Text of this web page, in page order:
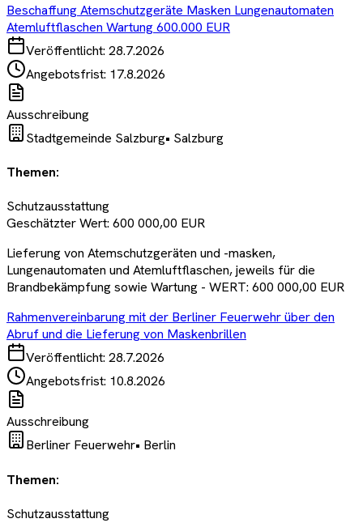
Beschaffung Atemschutzgeräte Masken Lungenautomaten
Atemluftflaschen Wartung 600.000 EUR
Veröffentlicht: 28.7.2026
Angebotsfrist: 17.8.2026
Ausschreibung
Stadtgemeinde Salzburg• Salzburg
Themen:
Schutzausstattung
Geschätzter Wert: 600 000,00 EUR
Lieferung von Atemschutzgeräten und -masken,
Lungenautomaten und Atemluftflaschen, jeweils für die
Brandbekämpfung sowie Wartung - WERT: 600 000,00 EUR
Rahmenvereinbarung mit der Berliner Feuerwehr über den
Abruf und die Lieferung von Maskenbrillen
Veröffentlicht: 28.7.2026
Angebotsfrist: 10.8.2026
Ausschreibung
Berliner Feuerwehr• Berlin
Themen:
Schutzausstattung